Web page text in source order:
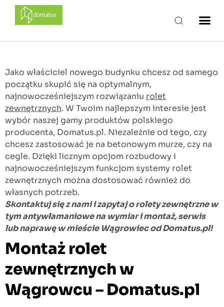
Jako właściciel nowego budynku chcesz od samego
początku skupić się na optymalnym,
najnowocześniejszym rozwiązaniu rolet
zewnętrznych. W Twoim najlepszym interesie jest
wybór naszej gamy produktów polskiego
producenta, Domatus.pl. Niezależnie od tego, czy
chcesz zastosować je na betonowym murze, czy na
cegle. Dzięki licznym opcjom rozbudowy i
najnowocześniejszym funkcjom systemy rolet
zewnętrznych można dostosować również do
własnych potrzeb.
Skontaktuj się z nami i zapytaj o rolety zewnętrzne w
tym antywłamaniowe na wymiar i montaż, serwis
lub naprawę w mieście Wągrowiec od Domatus.pl!
Montaż rolet
zewnętrznych w
Wągrowcu – Domatus.pl